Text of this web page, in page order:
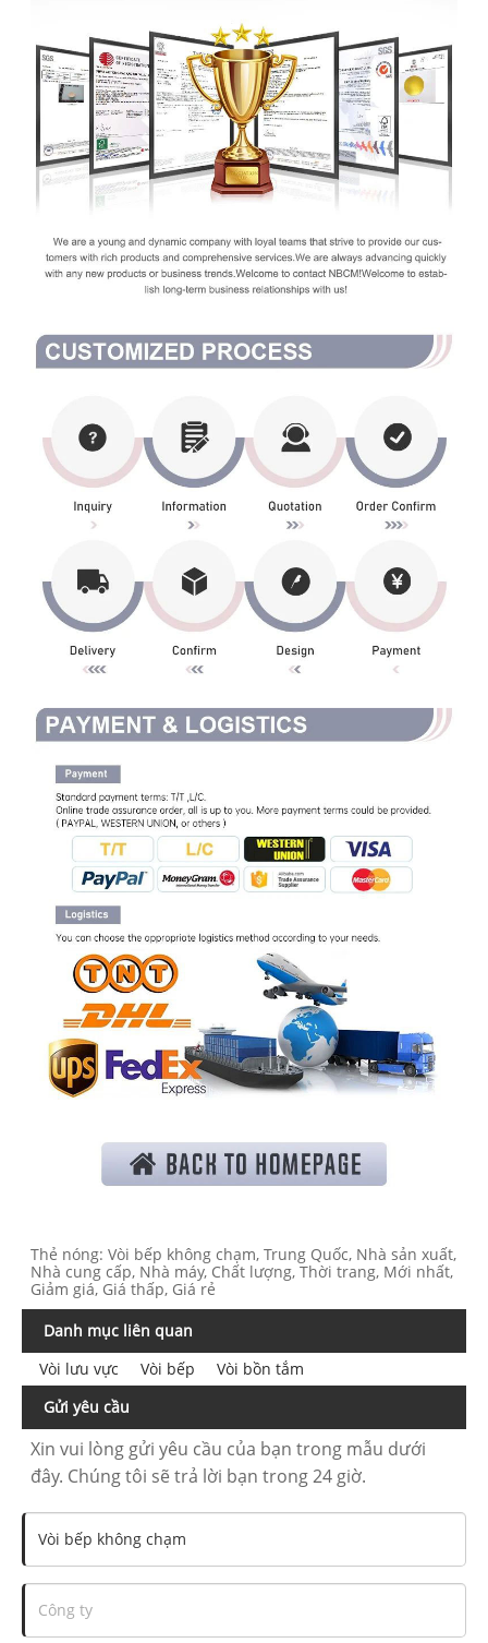
Thẻ nóng: Vòi bếp không chạm, Trung Quốc, Nhà sản xuất,
Nhà cung cấp, Nhà máy, Chất lượng, Thời trang, Mới nhất,
Giảm giá, Giá thấp, Giá rẻ
Danh mục liên quan
Vòi lưu vực
Vòi bếp
Vòi bồn tắm
Gửi yêu cầu
Xin vui lòng gửi yêu cầu của bạn trong mẫu dưới
đây. Chúng tôi sẽ trả lời bạn trong 24 giờ.